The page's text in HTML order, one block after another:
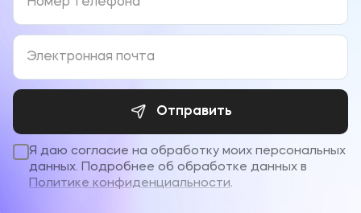
Отправить
Я даю согласие на обработку моих персональных
данных. Подробнее об обработке данных в
Политике конфиденциальности.